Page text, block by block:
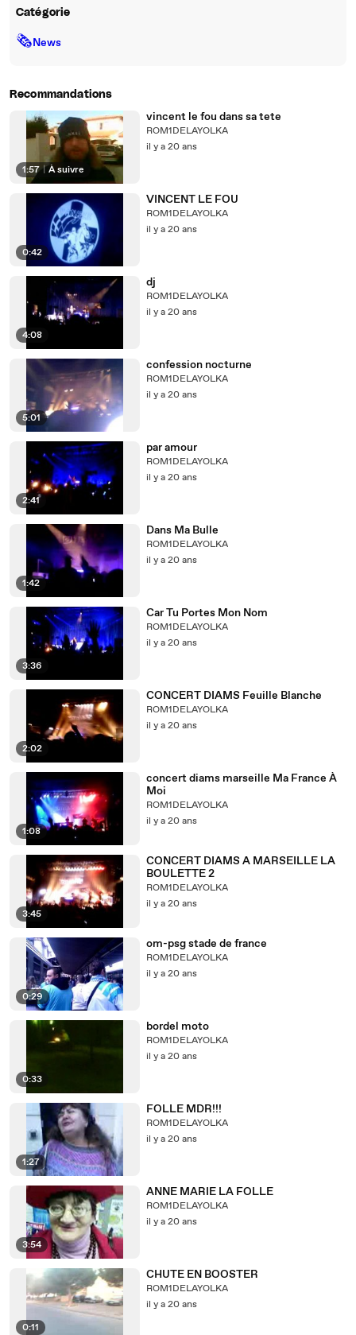
Catégorie
🗞News
Recommandations
1:57 | À suivre
vincent le fou dans sa tete
ROM1DELAYOLKA
il y a 20 ans
0:42
VINCENT LE FOU
ROM1DELAYOLKA
il y a 20 ans
4:08
dj
ROM1DELAYOLKA
il y a 20 ans
5:01
confession nocturne
ROM1DELAYOLKA
il y a 20 ans
2:41
par amour
ROM1DELAYOLKA
il y a 20 ans
1:42
Dans Ma Bulle
ROM1DELAYOLKA
il y a 20 ans
3:36
Car Tu Portes Mon Nom
ROM1DELAYOLKA
il y a 20 ans
2:02
CONCERT DIAMS Feuille Blanche
ROM1DELAYOLKA
il y a 20 ans
1:08
concert diams marseille Ma France À
Moi
ROM1DELAYOLKA
il y a 20 ans
3:45
CONCERT DIAMS A MARSEILLE LA
BOULETTE 2
ROM1DELAYOLKA
il y a 20 ans
0:29
om-psg stade de france
ROM1DELAYOLKA
il y a 20 ans
0:33
bordel moto
ROM1DELAYOLKA
il y a 20 ans
1:27
FOLLE MDR!!!
ROM1DELAYOLKA
il y a 20 ans
3:54
ANNE MARIE LA FOLLE
ROM1DELAYOLKA
il y a 20 ans
0:11
CHUTE EN BOOSTER
ROM1DELAYOLKA
il y a 20 ans